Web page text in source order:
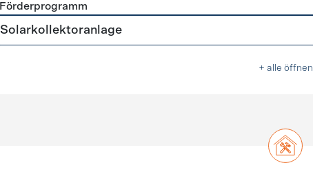
Förderprogramme Warmwasser
Förderprogramm
Solarkollektoranlage
+ alle öffnen